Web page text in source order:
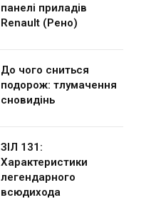
панелі приладів
Renault (Рено)
До чого сниться
подорож: тлумачення
сновидінь
ЗІЛ 131:
Характеристики
легендарного
всюдихода